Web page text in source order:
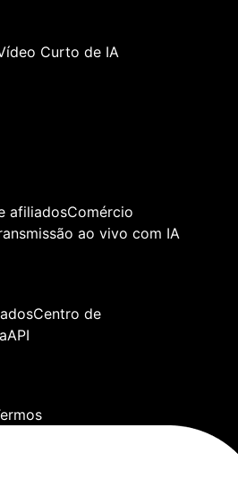
Curto de IA
afiliadosComércio
ao vivo com IA
Centro de
API